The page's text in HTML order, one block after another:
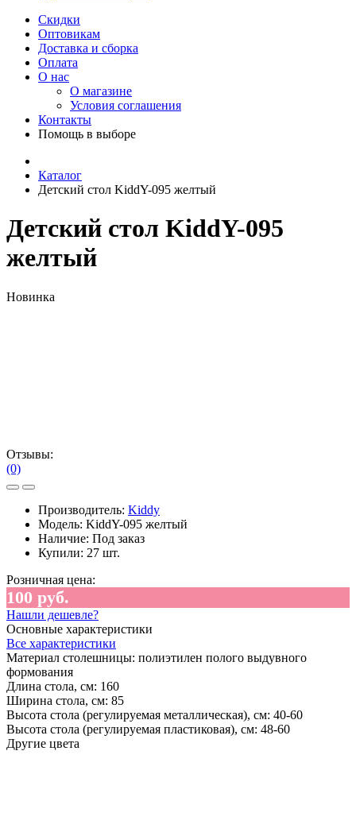
Скидки
Оптовикам
Доставка и сборка
Оплата
О нас
О магазине
Условия соглашения
Контакты
Помощь в выборе
Каталог
Детский стол KiddY-095 желтый
Детский стол KiddY-095
желтый
Новинка
Отзывы:
(0)
Производитель: Kiddy
Модель: KiddY-095 желтый
Наличие: Под заказ
Купили: 27 шт.
Розничная цена:
100 руб.
Нашли дешевле?
Основные характеристики
Все характеристики
Материал столешницы: полиэтилен полого выдувного
формования
Длина стола, см: 160
Ширина стола, см: 85
Высота стола (регулируемая металлическая), см: 40-60
Высота стола (регулируемая пластиковая), см: 48-60
Другие цвета